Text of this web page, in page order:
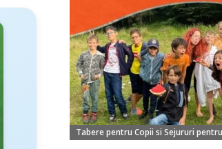
Tabere pentru Copii si Sejururi